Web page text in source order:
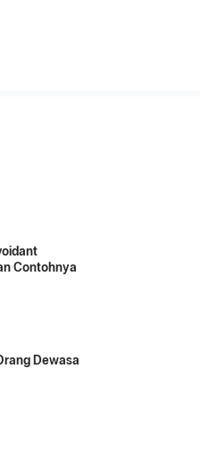
Contohnya
Dewasa